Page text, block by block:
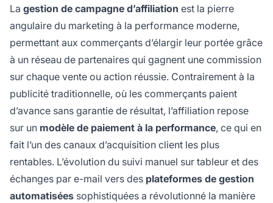
La gestion de campagne d’affiliation est la pierre
angulaire du marketing à la performance moderne,
permettant aux commerçants d’élargir leur portée grâce
à un réseau de partenaires qui gagnent une commission
sur chaque vente ou action réussie. Contrairement à la
publicité traditionnelle, où les commerçants paient
d’avance sans garantie de résultat, l’affiliation repose
sur un modèle de paiement à la performance, ce qui en
fait l’un des canaux d’acquisition client les plus
rentables. L’évolution du suivi manuel sur tableur et des
échanges par e-mail vers des plateformes de gestion
automatisées sophistiquées a révolutionné la manière